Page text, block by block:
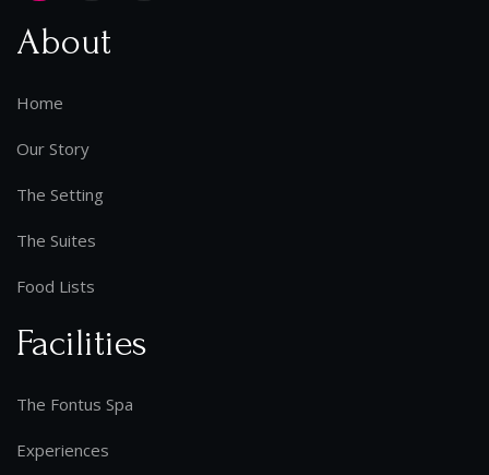
About
Home
Our Story
The Setting
The Suites
Food Lists
Facilities
The Fontus Spa
Experiences